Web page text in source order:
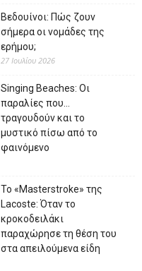
Βεδουίνοι: Πώς ζουν
σήμερα οι νομάδες της
ερήμου;
27 Ιουλίου 2026
Singing Beaches: Οι
παραλίες που…
τραγουδούν και το
μυστικό πίσω από το
φαινόμενο
Το «Masterstroke» της
Lacoste: Όταν το
κροκοδειλάκι
παραχώρησε τη θέση του
στα απειλούμενα είδη